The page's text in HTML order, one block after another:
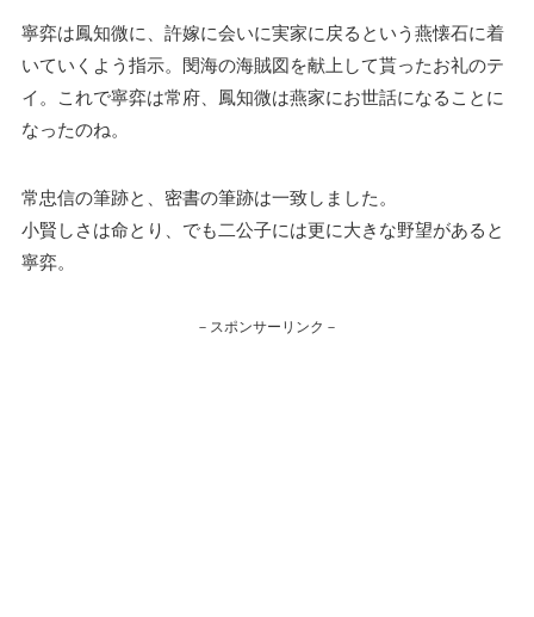
寧弈は鳳知微に、許嫁に会いに実家に戻るという燕懐石に着
いていくよう指示。閔海の海賊図を献上して貰ったお礼のテ
イ。これで寧弈は常府、鳳知微は燕家にお世話になることに
なったのね。
常忠信の筆跡と、密書の筆跡は一致しました。
小賢しさは命とり、でも二公子には更に大きな野望があると
寧弈。
－スポンサーリンク－